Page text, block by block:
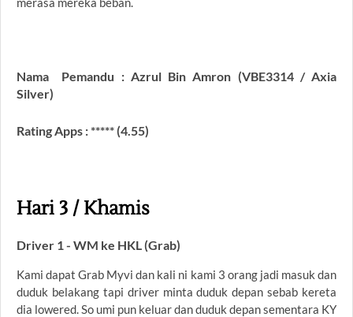
Nama Pemandu : Azrul Bin Amron (VBE3314 / Axia
Silver)
Rating Apps : ***** (4.55)
Hari 3 / Khamis
Driver 1 - WM ke HKL (Grab)
Kami dapat Grab Myvi dan kali ni kami 3 orang jadi masuk dan
duduk belakang tapi driver minta duduk depan sebab kereta
dia lowered. So umi pun keluar dan duduk depan sementara KY